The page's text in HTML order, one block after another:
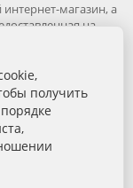
магазин, а
на
и ни при
магазина
получить